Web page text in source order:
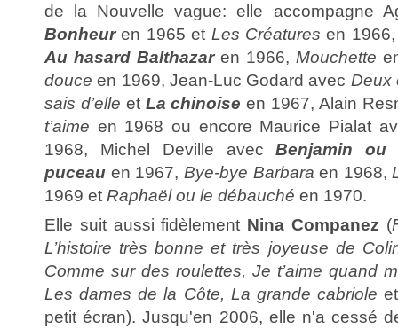
de la Nouvelle vague: elle accompagne
Bonheuren 1965 et Les Créatures en
Au hasard Balthazaren 1966, Mouchette
douce en 1969, Jean-Luc Godard avec Deux
sais d’elle et La chinoise en 1967, Alain
t’aime en 1968 ou encore Maurice Pialat
1968, Michel Deville avecBenjamin ou
puceau en 1967, Bye-bye Barbara en 1968,
1969 et Raphaël ou le débauché en 1970.
Elle suit aussi fidèlement Nina Companez (
L’histoire très bonne et très joyeuse de
Comme sur des roulettes, Je t’aime quand
Les dames de la Côte, La grande cabriole
petit écran). Jusqu'en 2006, elle n'a cessé